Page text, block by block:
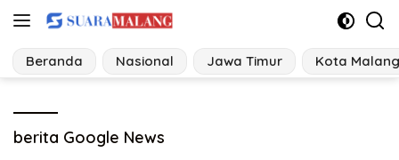
Langsung
konten
Beranda Nasional Jawa Timur Kota Malang
berita Google News